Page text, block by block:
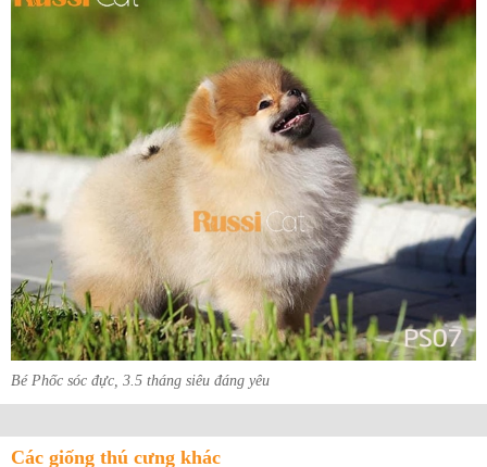
Bé Phốc sóc đực, 3.5 tháng siêu đáng yêu
Các giống thú cưng khác